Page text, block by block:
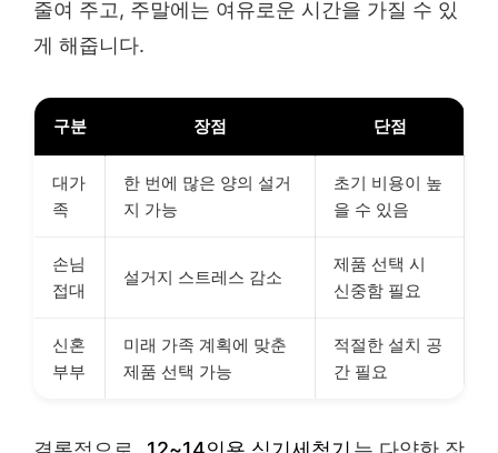
줄여 주고, 주말에는 여유로운 시간을 가질 수 있
게 해줍니다.
구분 장점 단점
대가
족
한 번에 많은 양의 설거
지 가능
초기 비용이 높
을 수 있음
손님
접대
설거지 스트레스 감소
제품 선택 시
신중함 필요
신혼
부부
미래 가족 계획에 맞춘
제품 선택 가능
적절한 설치 공
간 필요